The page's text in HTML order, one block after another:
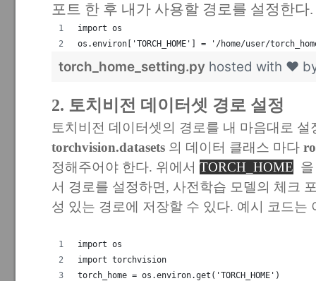
포트 한 후 내가 사용할 경로를 설정한다.
import os
os.environ['TORCH_HOME'] = '/home/user/
torch_home_setting.py hosted with ❤
2. 토치비전 데이터셋 경로 설정
토치비전 데이터셋의 경로를 내 마음대로
torchvision.datasets 의 데이터 클래스 마다
정해주어야 한다. 위에서 TORCH_HOME
서 경로를 설정하면, 사전학습 모델의 체크
성 있는 경로에 저장할 수 있다. 예시 코드는
import os
import torchvision
torch_home = os.environ.get('TORCH_HOME')